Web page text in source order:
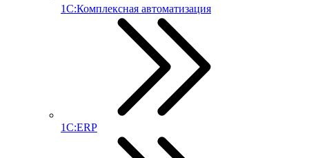
1С:Комплексная автоматизация
1С:ERP